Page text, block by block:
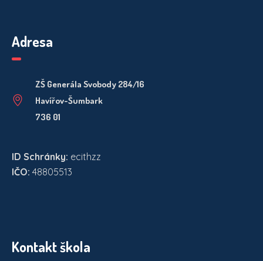
Adresa
ZŠ Generála Svobody 284/16
Havířov-Šumbark
736 01
ID Schránky: ecithzz
IČO: 48805513
Kontakt škola